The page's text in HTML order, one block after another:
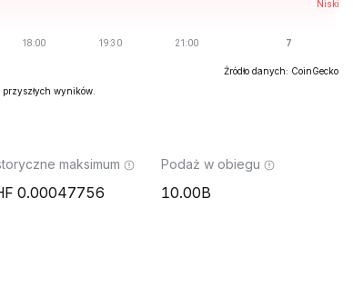
Źródło danych: CoinGecko
wyników.
maksimum
0.00047756
Podaż w obiegu
10.00B